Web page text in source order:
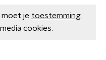
je toestemming
cookies.